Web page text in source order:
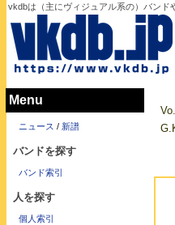
vkdbは（主にヴィジュアル系の）バンド
Menu
ニュース / 新譜
バンドを探す
バンド索引
人を探す
個人索引